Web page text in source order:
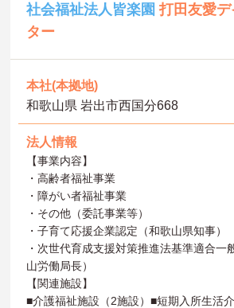
社会福祉法人皆楽園打田友愛
ター
本社(本拠地)
和歌山県 岩出市西国分668
法人情報
【事業内容】
・高齢者福祉事業
・障がい者福祉事業
・その他（委託事業等）
・子育て応援企業認定（和歌山県知事）
・次世代育成支援対策推進法基準適合一
山労働局長）
【関連施設】
■介護福祉施設（2施設）■短期入所生活